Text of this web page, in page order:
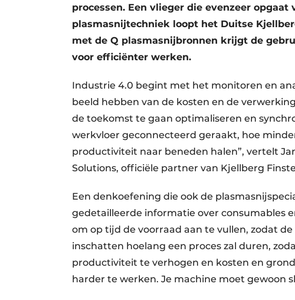
processen. Een vlieger die evenzeer
plasmasnijtechniek loopt het Duitse
met de Q plasmasnijbronnen krijgt de
voor efficiënter werken.
Industrie 4.0 begint met het monitoren en
beeld hebben van de kosten en de
de toekomst te gaan optimaliseren en
werkvloer geconnecteerd geraakt, hoe
productiviteit naar beneden halen”, vertelt
Solutions, officiële partner van Kjellberg
Een denkoefening die ook de
gedetailleerde informatie over consumables
om op tijd de voorraad aan te vullen, zodat
inschatten hoelang een proces zal duren,
productiviteit te verhogen en kosten en
harder te werken. Je machine moet gewoon